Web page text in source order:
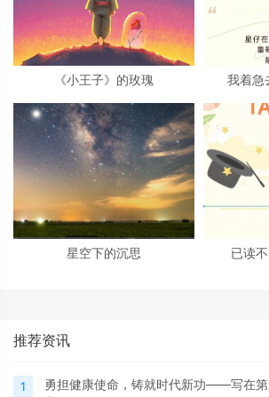
《小王子》的玫瑰 我着
星空下的沉思 已读
推荐资讯
1
勇担健康使命，铸就时代新功——写在